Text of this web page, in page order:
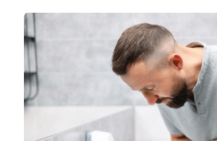
útil em contextos de menor […]